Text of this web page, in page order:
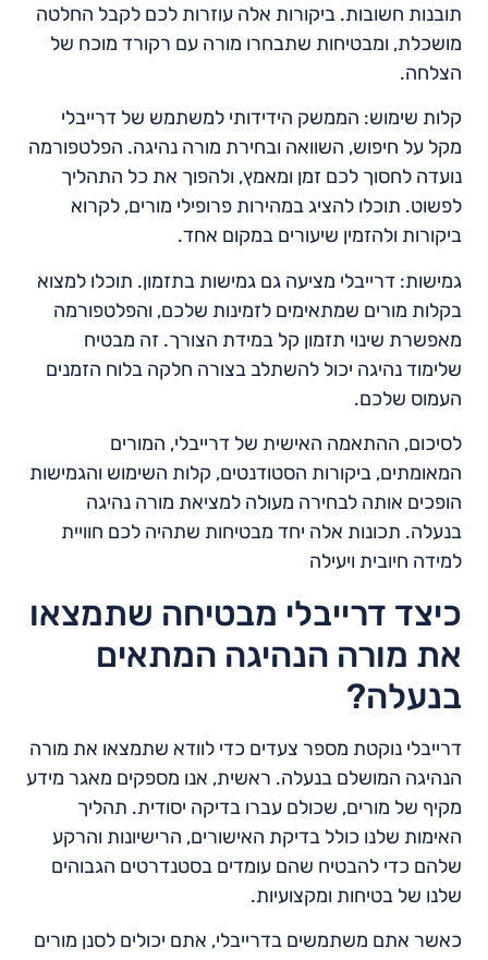
תובנות חשובות. ביקורות אלה עוזרות לכם לקבל החלטה
מושכלת, ומבטיחות שתבחרו מורה עם רקורד מוכח של
הצלחה.
קלות שימוש: הממשק הידידותי למשתמש של דרייבלי
מקל על חיפוש, השוואה ובחירת מורה נהיגה. הפלטפורמה
נועדה לחסוך לכם זמן ומאמץ, ולהפוך את כל התהליך
לפשוט. תוכלו להציג במהירות פרופילי מורים, לקרוא
ביקורות ולהזמין שיעורים במקום אחד.
גמישות: דרייבלי מציעה גם גמישות בתזמון. תוכלו למצוא
בקלות מורים שמתאימים לזמינות שלכם, והפלטפורמה
מאפשרת שינוי תזמון קל במידת הצורך. זה מבטיח
שלימוד נהיגה יכול להשתלב בצורה חלקה בלוח הזמנים
העמוס שלכם.
לסיכום, ההתאמה האישית של דרייבלי, המורים
המאומתים, ביקורות הסטודנטים, קלות השימוש והגמישות
הופכים אותה לבחירה מעולה למציאת מורה נהיגה
בנעלה. תכונות אלה יחד מבטיחות שתהיה לכם חוויית
למידה חיובית ויעילה
כיצד דרייבלי מבטיחה שתמצאו
את מורה הנהיגה המתאים
בנעלה?
דרייבלי נוקטת מספר צעדים כדי לוודא שתמצאו את מורה
הנהיגה המושלם בנעלה. ראשית, אנו מספקים מאגר מידע
מקיף של מורים, שכולם עברו בדיקה יסודית. תהליך
האימות שלנו כולל בדיקת האישורים, הרישיונות והרקע
שלהם כדי להבטיח שהם עומדים בסטנדרטים הגבוהים
שלנו של בטיחות ומקצועיות.
כאשר אתם משתמשים בדרייבלי, אתם יכולים לסנן מורים